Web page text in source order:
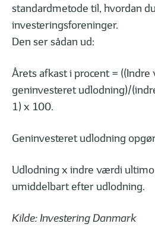
standardmetode til, hvordan
investeringsforeninger.
Den ser sådan ud:
Årets afkast i procent =
geninvesteret udlodning)/
1) x 100.
Geninvesteret udlodning
Udlodning x indre værdi
umiddelbart efter udlodning.
Kilde: Investering Danmark